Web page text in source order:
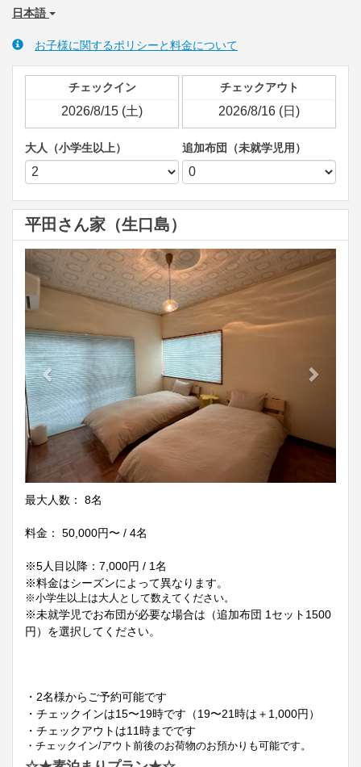
日本語
お子様に関するポリシーと料金について
チェックイン チェックアウト
大人（小学生以上） 追加布団（未就学児用）
平田さん家（生口島）
Previous
Next
最大人数： 8名
料金： 50,000円〜 / 4名
※5人目以降：7,000円 / 1名
※料金はシーズンによって異なります。
※小学生以上は大人として数えてください。
※未就学児でお布団が必要な場合は（追加布団 1セット1500
円）を選択してください。
・2名様からご予約可能です
・チェックインは15〜19時です（19〜21時は＋1,000円）
・チェックアウトは11時までです
・チェックイン/アウト前後のお荷物のお預かりも可能です。